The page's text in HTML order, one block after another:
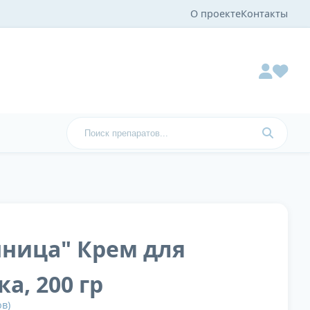
О проектеКонтакты
Крем для
200 гр